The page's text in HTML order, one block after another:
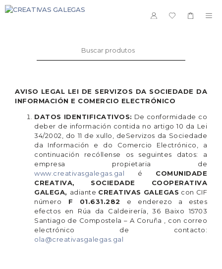
Saltar
ao
AVISO LEGAL LEI DE SERVIZOS DA SOCIEDADE DA
INFORMACIÓN E COMERCIO ELECTRÓNICO
DATOS IDENTIFICATIVOS: De conformidade co
deber de información contida no artigo 10 da Lei
34/2002, do 11 de xullo, deServizos da Sociedade
da Información e do Comercio Electrónico, a
continuación recóllense os seguintes datos: a
empresa propietaria de
www.creativasgalegas.gal é COMUNIDADE
CREATIVA, SOCIEDADE COOPERATIVA
GALEGA, adiante CREATIVAS GALEGAS con CIF
número F 01.631.282 e enderezo a estes
efectos en Rúa da Caldeirería, 36 Baixo 15703
Santiago de Compostela – A Coruña , con correo
electrónico de contacto:
ola@creativasgalegas.gal